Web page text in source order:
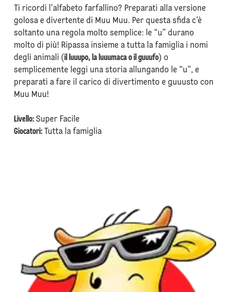
Ti ricordi l’alfabeto farfallino? Preparati alla versione
golosa e divertente di Muu Muu. Per questa sfida c’è
soltanto una regola molto semplice: le “u” durano
molto di più! Ripassa insieme a tutta la famiglia i nomi
degli animali (il luuupo, la luuumaca o il guuufo) o
semplicemente leggi una storia allungando le “u”, e
preparati a fare il carico di divertimento e guuusto con
Muu Muu!
⁠Livello: Super Facile
Giocatori:
Tutta la famiglia